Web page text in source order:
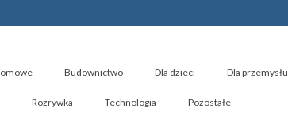
Budownictwo Dla dzieci Dla przemysłu
Rozrywka Technologia Pozostałe